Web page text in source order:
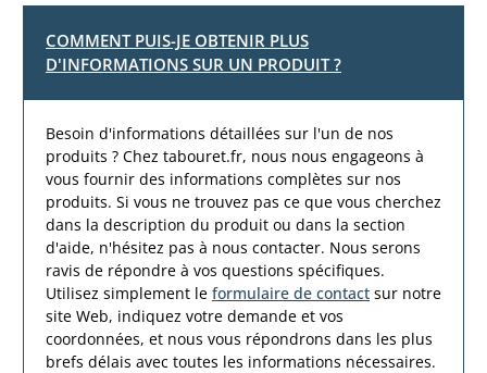
COMMENT PUIS-JE OBTENIR PLUS
D'INFORMATIONS SUR UN PRODUIT ?
Besoin d'informations détaillées sur l'un de nos
produits ? Chez tabouret.fr, nous nous engageons à
vous fournir des informations complètes sur nos
produits. Si vous ne trouvez pas ce que vous cherchez
dans la description du produit ou dans la section
d'aide, n'hésitez pas à nous contacter. Nous serons
ravis de répondre à vos questions spécifiques.
Utilisez simplement le formulaire de contact sur notre
site Web, indiquez votre demande et vos
coordonnées, et nous vous répondrons dans les plus
brefs délais avec toutes les informations nécessaires.